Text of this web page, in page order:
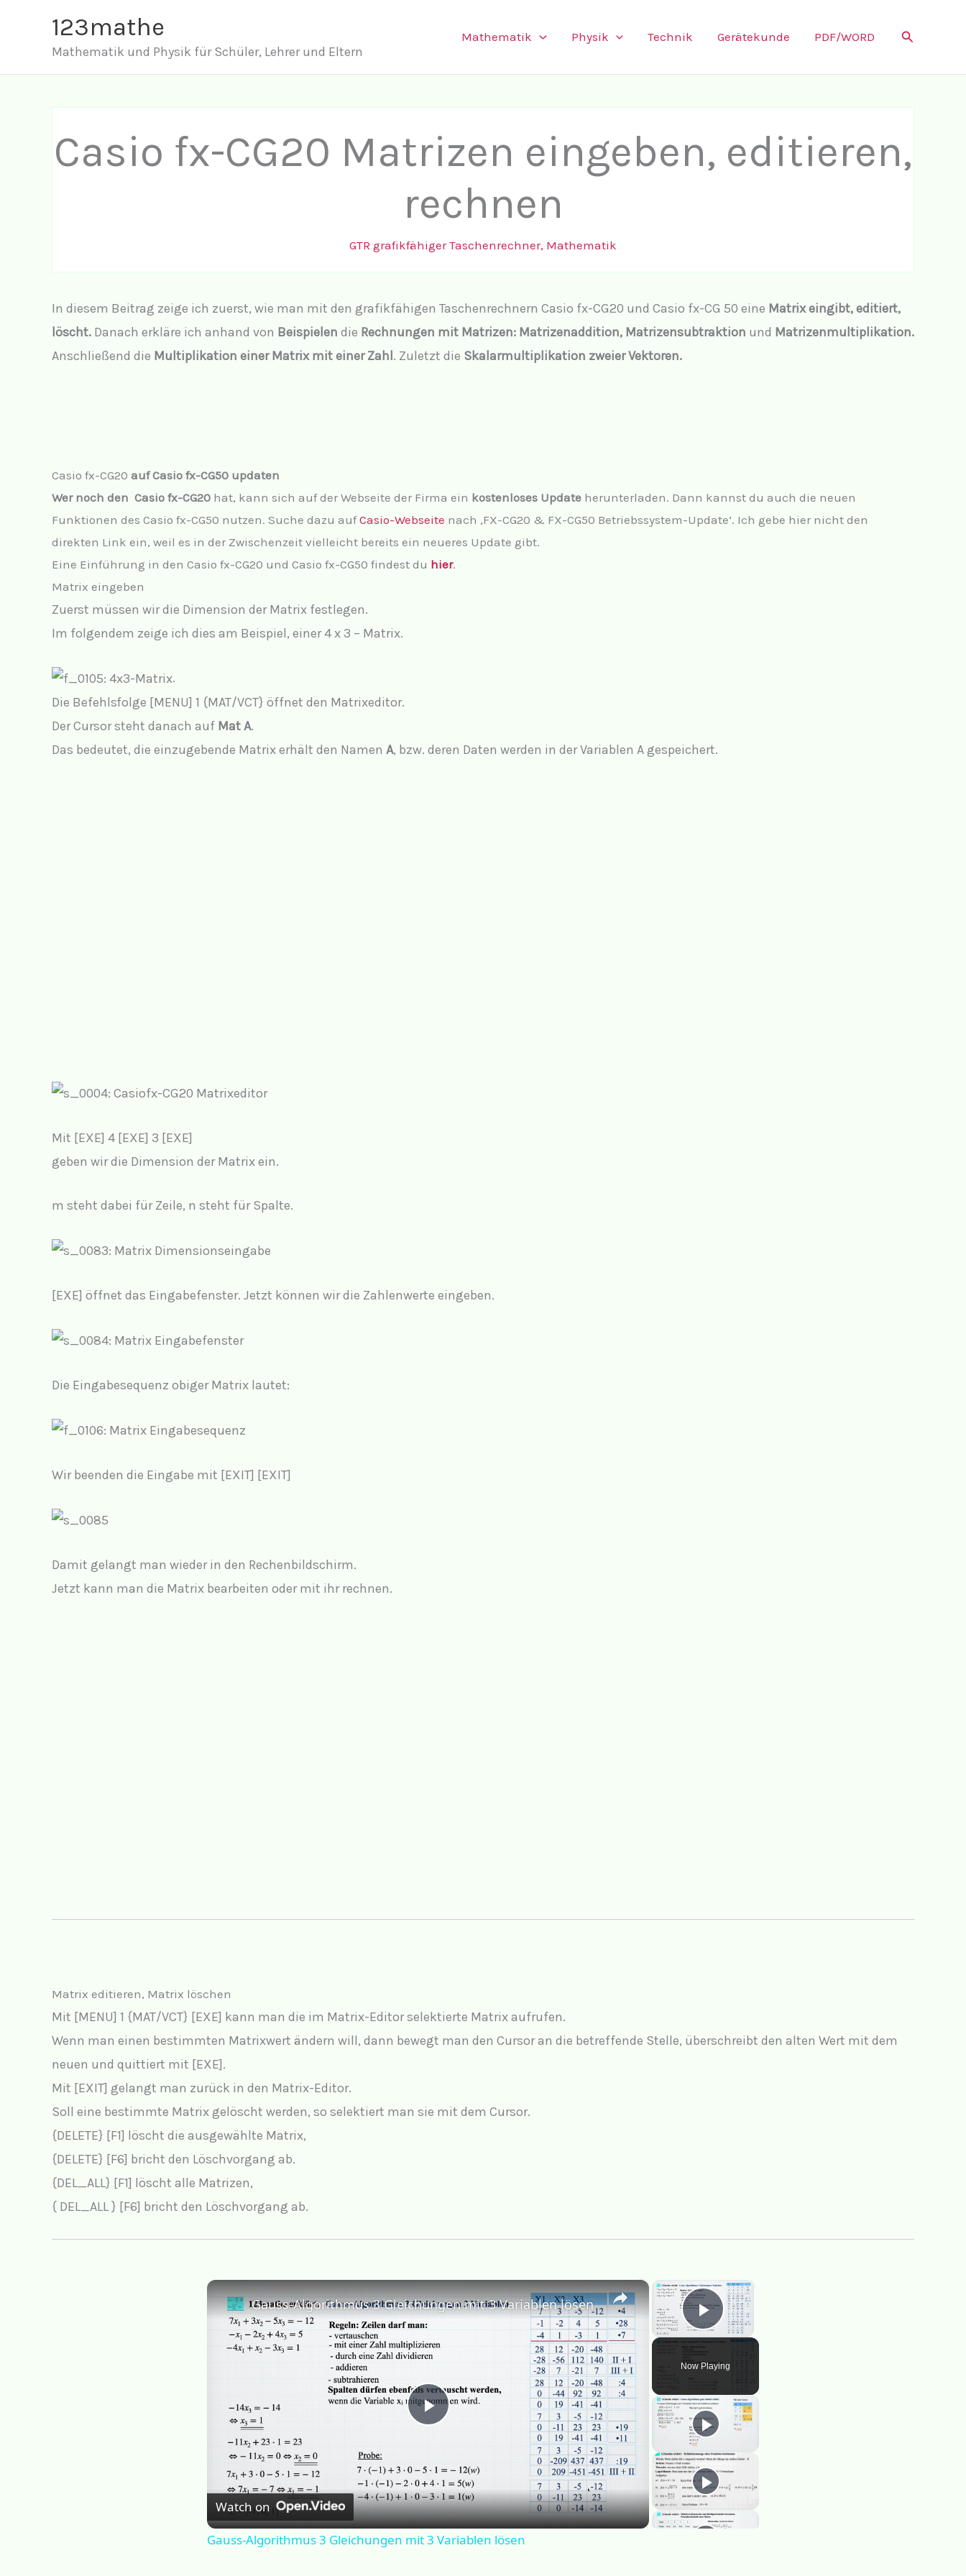
123mathe
Mathematik und Physik für Schüler, Lehrer und Eltern
Mathematik Physik Technik Gerätekunde PDF/WORD Suchen
Casio fx-CG20 Matrizen eingeben, editieren,
rechnen
GTR grafikfähiger Taschenrechner, Mathematik
In diesem Beitrag zeige ich zuerst, wie man mit den grafikfähigen Taschenrechnern Casio fx-CG20 und Casio fx-CG 50 eine Matrix eingibt, editiert,
löscht. Danach erkläre ich anhand von Beispielen die Rechnungen mit Matrizen: Matrizenaddition, Matrizensubtraktion und Matrizenmultiplikation.
Anschließend die Multiplikation einer Matrix mit einer Zahl. Zuletzt die Skalarmultiplikation zweier Vektoren.
Casio fx-CG20 auf Casio fx-CG50 updaten
Wer noch den Casio fx-CG20 hat, kann sich auf der Webseite der Firma ein kostenloses Update herunterladen. Dann kannst du auch die neuen
Funktionen des Casio fx-CG50 nutzen. Suche dazu aufCasio-Webseite nach ‚FX-CG20 & FX-CG50 Betriebssystem-Update‘. Ich gebe hier nicht den
direkten Link ein, weil es in der Zwischenzeit vielleicht bereits ein neueres Update gibt.
Eine Einführung in den Casio fx-CG20 und Casio fx-CG50 findest du hier.
Matrix eingeben
Zuerst müssen wir die Dimension der Matrix festlegen.
Im folgendem zeige ich dies am Beispiel, einer 4 x 3 – Matrix.
.
Die Befehlsfolge [MENU] 1 {MAT/VCT} öffnet den Matrixeditor.
Der Cursor steht danach auf Mat A.
Das bedeutet, die einzugebende Matrix erhält den Namen A, bzw. deren Daten werden in der Variablen A gespeichert.
Mit [EXE] 4 [EXE] 3 [EXE]
geben wir die Dimension der Matrix ein.
m steht dabei für Zeile, n steht für Spalte.
[EXE] öffnet das Eingabefenster. Jetzt können wir die Zahlenwerte eingeben.
Die Eingabesequenz obiger Matrix lautet:
Wir beenden die Eingabe mit [EXIT] [EXIT]
Damit gelangt man wieder in den Rechenbildschirm.
Jetzt kann man die Matrix bearbeiten oder mit ihr rechnen.
Matrix editieren, Matrix löschen
Mit [MENU] 1 {MAT/VCT} [EXE] kann man die im Matrix-Editor selektierte Matrix aufrufen.
Wenn man einen bestimmten Matrixwert ändern will, dann bewegt man den Cursor an die betreffende Stelle, überschreibt den alten Wert mit dem
neuen und quittiert mit [EXE].
Mit [EXIT] gelangt man zurück in den Matrix-Editor.
Soll eine bestimmte Matrix gelöscht werden, so selektiert man sie mit dem Cursor.
{DELETE} [F1] löscht die ausgewählte Matrix,
{DELETE} [F6] bricht den Löschvorgang ab.
{DEL_ALL} [F1] löscht alle Matrizen,
{ DEL_ALL } [F6] bricht den Löschvorgang ab.
×
Play Video
Now Playing
×
P
l
a
Gauss-Algorithmus 3 Gleichungen mit 3 Variablen lösen
Watch on
Gauss-Algorithmus 3 Gleichungen mit 3 Variablen lösen